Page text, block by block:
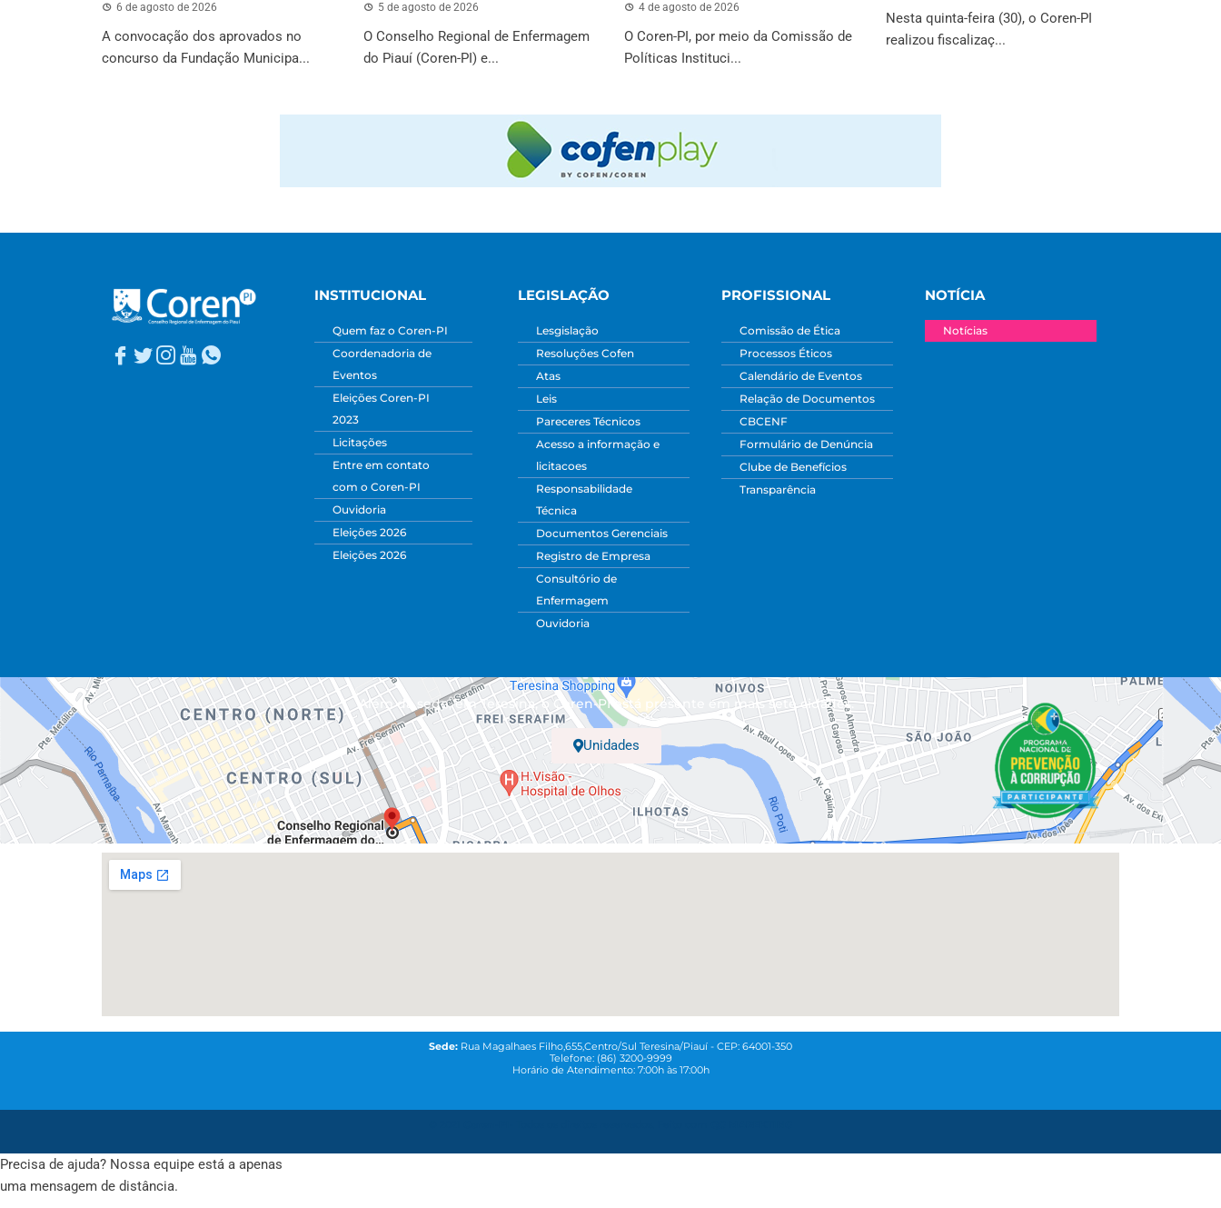
6 de agosto de 2026
A convocação dos aprovados no
concurso da Fundação Municipa...
5 de agosto de 2026
O Conselho Regional de Enfermagem
do Piauí (Coren-PI) e...
4 de agosto de 2026
O Coren-PI, por meio da Comissão de
Políticas Instituci...
Nesta quinta-feira (30), o Coren-PI
realizou fiscalizaç...
INSTITUCIONAL
Quem faz o Coren-PI
Coordenadoria de
Eventos
Eleições Coren-PI
2023
Licitações
Entre em contato
com o Coren-PI
Ouvidoria
Eleições 2026
Eleições 2026
LEGISLAÇÃO
Lesgislação
Resoluções Cofen
Atas
Leis
Pareceres Técnicos
Acesso a informação e
licitacoes
Responsabilidade
Técnica
Documentos Gerenciais
Registro de Empresa
Consultório de
Enfermagem
Ouvidoria
PROFISSIONAL
Comissão de Ética
Processos Éticos
Calendário de Eventos
Relação de Documentos
CBCENF
Formulário de Denúncia
Clube de Benefícios
Transparência
NOTÍCIA
Notícias
Além da sede, em Teresina, o Coren-PI está presente em mais sete cidades.
Unidades
Sede: Rua Magalhaes Filho,655,Centro/Sul Teresina/Piauí - CEP: 64001-350
Telefone: (86) 3200-9999
Horário de Atendimento: 7:00h às 17:00h
Precisa de ajuda? Nossa equipe está a apenas
uma mensagem de distância.